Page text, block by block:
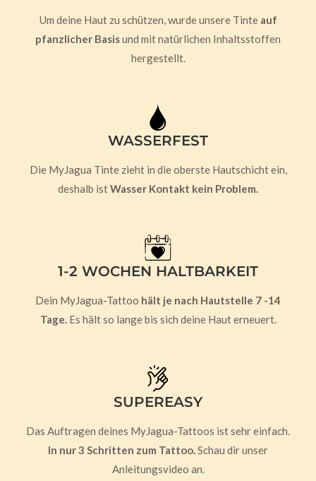
Um deine Haut zu schützen, wurde unsere Tinte auf
pfanzlicher Basisund mit natürlichen Inhaltsstoffen
hergestellt.
WASSERFEST
Die MyJagua Tinte zieht in die oberste Hautschicht ein,
deshalb istWasser Kontakt kein Problem.
1-2 WOCHEN HALTBARKEIT
Dein MyJagua-Tattoo hält je nach Hautstelle 7 -14
Tage. Es hält so lange bis sich deine Haut erneuert.
SUPEREASY
Das Auftragen deines MyJagua-Tattoos ist sehr einfach.
In nur 3 Schritten zum Tattoo.Schau dir unser
Anleitungsvideo an.